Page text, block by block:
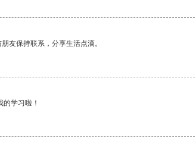
友保持联系，分享生活点滴。
学习啦！